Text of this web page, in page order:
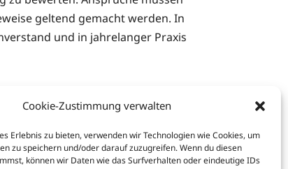
Cookie-Zustimmung verwalten
Erlebnis zu bieten, verwenden wir Technologien wie Cookies, um
zu speichern und/oder darauf zuzugreifen. Wenn du diesen
können wir Daten wie das Surfverhalten oder eindeutige IDs
geltend gemacht werden. In
und in jahrelanger Praxis